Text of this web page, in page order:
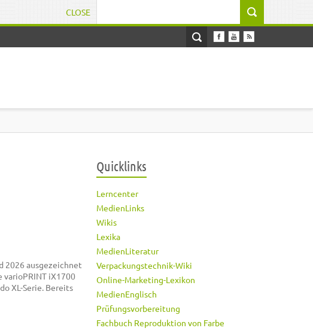
CLOSE
2026 ausgezeichnet
iX1700
XL-Serie. Bereits
Quicklinks
Lerncenter
MedienLinks
Wikis
Lexika
MedienLiteratur
Verpackungstechnik-Wiki
Online-Marketing-Lexikon
MedienEnglisch
Prüfungsvorbereitung
Fachbuch Reproduktion von Farbe